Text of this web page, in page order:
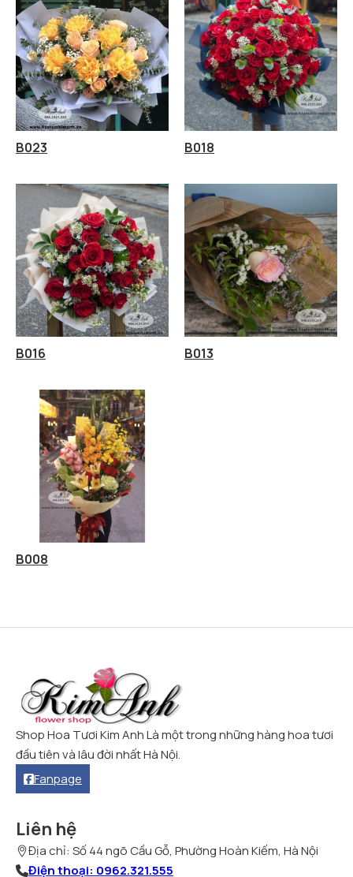
B023 B018
B016 B013
B008
Shop Hoa Tươi Kim Anh Là một trong những hàng hoa tươi
đầu tiên và lâu đời nhất Hà Nội.
Fanpage
Liên hệ
Địa chỉ: Số 44 ngõ Cầu Gỗ, Phường Hoàn Kiếm, Hà Nội
Điện thoại: 0962.321.555